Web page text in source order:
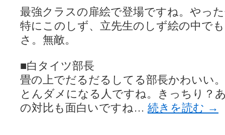
最強クラスの扉絵で登場ですね。やっ
特にこのしず、立先生のしず絵の中で
さ。無敵。
■白タイツ部長
畳の上でだるだるしてる部長かわいい
とんダメになる人ですね。きっちり？
の対比も面白いですね… 続きを読む →